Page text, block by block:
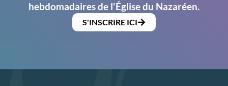
hebdomadaires de l'Église du Nazaréen.
S'INSCRIRE ICI